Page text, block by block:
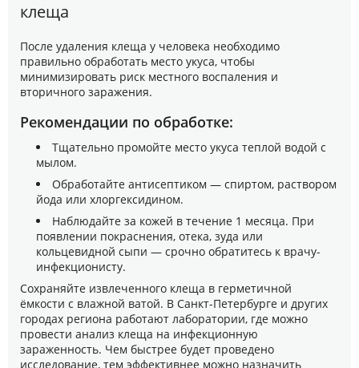
клеща
После удаления клеща у человека необходимо
правильно обработать место укуса, чтобы
минимизировать риск местного воспаления и
вторичного заражения.
Рекомендации по обработке:
Тщательно промойте место укуса теплой водой с
мылом.
Обработайте антисептиком — спиртом, раствором
йода или хлоргексидином.
Наблюдайте за кожей в течение 1 месяца. При
появлении покраснения, отека, зуда или
кольцевидной сыпи — срочно обратитесь к врачу-
инфекционисту.
Сохраняйте извлеченного клеща в герметичной
ёмкости с влажной ватой. В Санкт-Петербурге и других
городах региона работают лаборатории, где можно
провести анализ клеща на инфекционную
зараженность. Чем быстрее будет проведено
исследование, тем эффективнее можно назначить